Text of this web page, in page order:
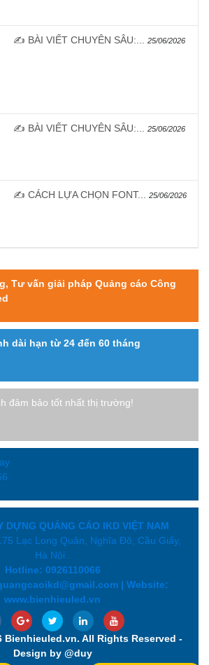
✍️ BÀI VIẾT CHUYÊN SÂU:... 25/06/2026
✍️ BÀI VIẾT CHUYÊN SÂU:... 25/06/2026
✍️ CÁCH LỰA CHỌN FONT... 25/06/2026
Tư vấn giải pháp Quảng cáo Công
dài hạn từ 24 đến 60 tháng
đảm bảo tốt nhất thị trường!
DỰNG QUẢNG CÁO IKD VIỆT NAM
Lạc Long Quân, Nghĩa Đô, Cầu Giấy,
Hà Nội .
Hotline: 0926110066
| Website:
www.bienhieuled.vn
Bienhieuled.vn. All Rights Reserved -
Design by @duy